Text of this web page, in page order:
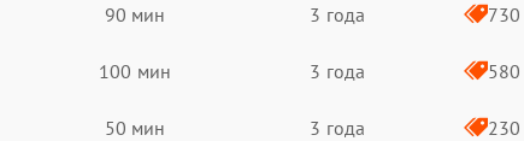
90 мин 3 года 730
100 мин 3 года 580
50 мин 3 года 230